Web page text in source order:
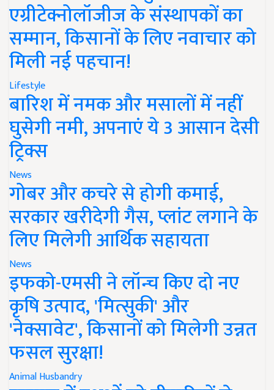
एग्रीटेक्नोलॉजीज के संस्थापकों का
सम्मान, किसानों के लिए नवाचार को
मिली नई पहचान!
Lifestyle
बारिश में नमक और मसालों में नहीं
घुसेगी नमी, अपनाएं ये 3 आसान देसी
ट्रिक्स
News
गोबर और कचरे से होगी कमाई,
सरकार खरीदेगी गैस, प्लांट लगाने के
लिए मिलेगी आर्थिक सहायता
News
इफको-एमसी ने लॉन्च किए दो नए
कृषि उत्पाद, 'मित्सुकी' और
'नेक्सावेट', किसानों को मिलेगी उन्नत
फसल सुरक्षा!
Animal Husbandry